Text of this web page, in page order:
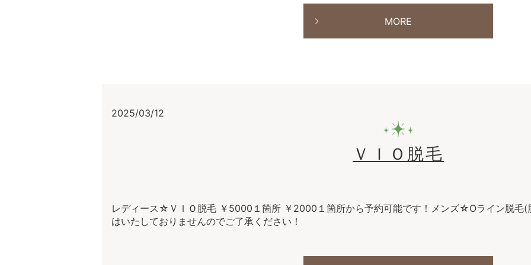
MORE
2025/03/12
ＶＩＯ脱毛
レディース☆ＶＩＯ脱毛 ￥5000１箇所 ￥2000１箇所から予約可能です！メンズ☆Oライン脱毛
はいたしておりませんのでご了承ください！